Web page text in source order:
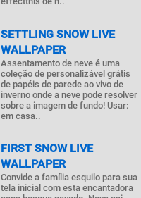
SETTLING SNOW LIVE
WALLPAPER
Assentamento de neve é uma
coleção de personalizável grátis
de papéis de parede ao vivo de
inverno onde a neve pode resolver
sobre a imagem de fundo! Usar:
em casa..
FIRST SNOW LIVE
WALLPAPER
Convide a família esquilo para sua
tela inicial com esta encantadora